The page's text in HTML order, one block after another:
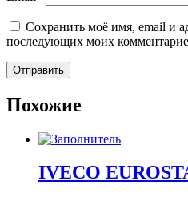
Сохранить моё имя, email и
последующих моих
Похожие
IVECO